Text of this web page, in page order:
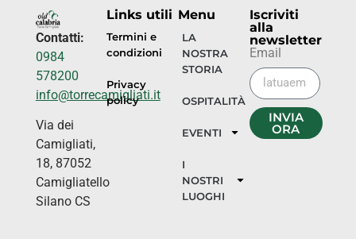
Contatti:
0984
578200
info@torrecamigliati.it
Via dei
Camigliati,
18, 87052
Camigliatello
Silano CS
Links utili
Termini e
condizioni
Privacy
policy
Menu
LA
NOSTRA
STORIA
OSPITALITÀ
EVENTI
I
NOSTRI
LUOGHI
Iscriviti
alla
newsletter
Email
INVIA
ORA